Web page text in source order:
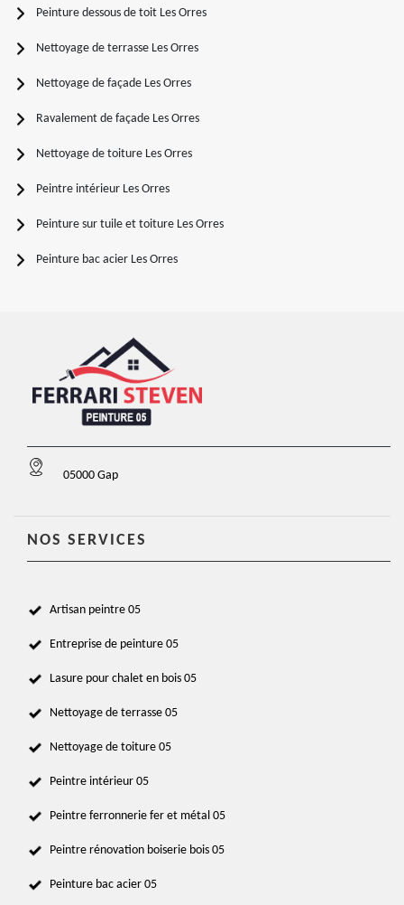
Peinture dessous de toit Les Orres
Nettoyage de terrasse Les Orres
Nettoyage de façade Les Orres
Ravalement de façade Les Orres
Nettoyage de toiture Les Orres
Peintre intérieur Les Orres
Peinture sur tuile et toiture Les Orres
Peinture bac acier Les Orres
05000 Gap
NOS SERVICES
Artisan peintre 05
Entreprise de peinture 05
Lasure pour chalet en bois 05
Nettoyage de terrasse 05
Nettoyage de toiture 05
Peintre intérieur 05
Peintre ferronnerie fer et métal 05
Peintre rénovation boiserie bois 05
Peinture bac acier 05